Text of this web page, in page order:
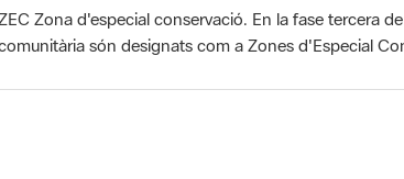
Zona d'especial conservació. En la fase tercera
són designats com a Zones d'Especial